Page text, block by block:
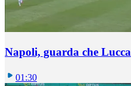
Napoli, guarda che Lucca
01:30